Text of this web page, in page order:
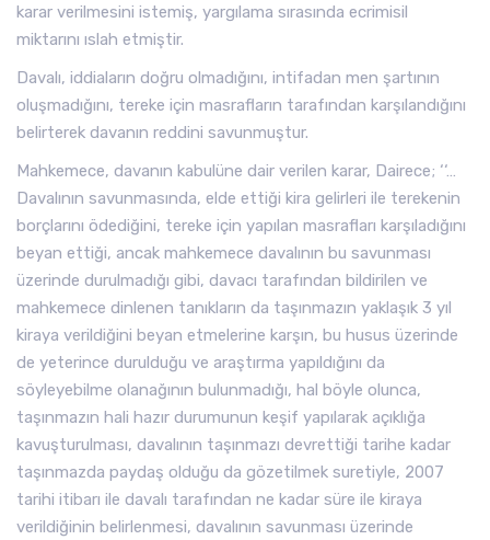
karar verilmesini istemiş, yargılama sırasında ecrimisil
miktarını ıslah etmiştir.
Davalı, iddiaların doğru olmadığını, intifadan men şartının
oluşmadığını, tereke için masrafların tarafından karşılandığını
belirterek davanın reddini savunmuştur.
Mahkemece, davanın kabulüne dair verilen karar, Dairece; ‘‘…
Davalının savunmasında, elde ettiği kira gelirleri ile terekenin
borçlarını ödediğini, tereke için yapılan masrafları karşıladığını
beyan ettiği, ancak mahkemece davalının bu savunması
üzerinde durulmadığı gibi, davacı tarafından bildirilen ve
mahkemece dinlenen tanıkların da taşınmazın yaklaşık 3 yıl
kiraya verildiğini beyan etmelerine karşın, bu husus üzerinde
de yeterince durulduğu ve araştırma yapıldığını da
söyleyebilme olanağının bulunmadığı, hal böyle olunca,
taşınmazın hali hazır durumunun keşif yapılarak açıklığa
kavuşturulması, davalının taşınmazı devrettiği tarihe kadar
taşınmazda paydaş olduğu da gözetilmek suretiyle, 2007
tarihi itibarı ile davalı tarafından ne kadar süre ile kiraya
verildiğinin belirlenmesi, davalının savunması üzerinde